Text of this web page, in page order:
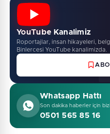
YouTube Kanalimiz
Roportajlar, insan hikayeleri,
Binlercesi YouTube kanalimizda.
Whatsapp Hattı
Son dakika haberler için
0501 565 85 16